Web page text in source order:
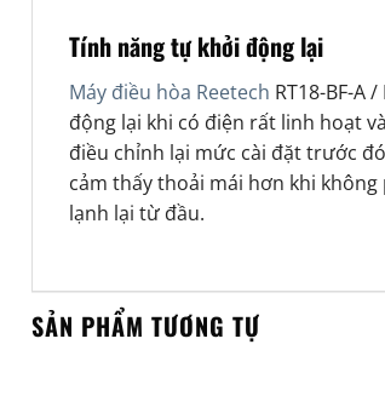
Tính năng tự khởi động lại
Máy điều hòa Reetech RT18-BF-A
động lại khi có điện rất linh hoạt
điều chỉnh lại mức cài đặt trước
cảm thấy thoải mái hơn khi
lạnh lại từ đầu.
SẢN PHẨM TƯƠNG TỰ